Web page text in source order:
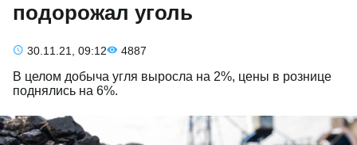
подорожал уголь
30.11.21, 09:12 4887
В целом добыча угля выросла на 2%, цены в рознице
поднялись на 6%.